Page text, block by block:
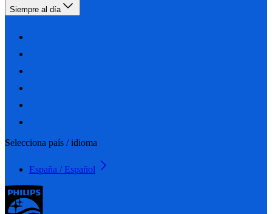
Siempre al día
Selecciona país / idioma
España / Español